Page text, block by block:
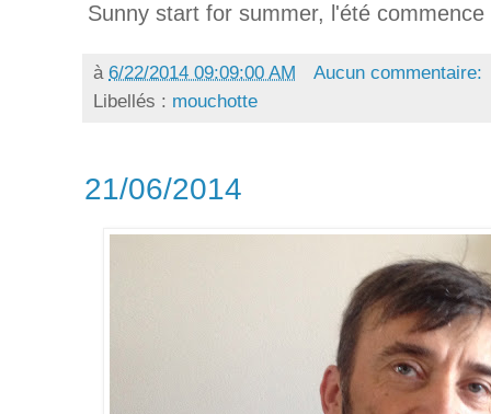
Sunny start for summer, l'été commence
à 6/22/2014 09:09:00 AM
Aucun commentaire:
Libellés : mouchotte
21/06/2014